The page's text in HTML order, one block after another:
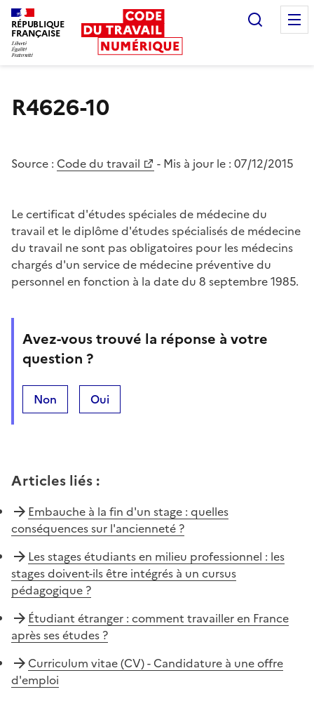
RÉPUBLIQUE
FRANÇAISE
R4626-10
Source : Code du travail - Mis à jour le : 07/12/2015
Le certificat d'études spéciales de médecine du
travail et le diplôme d'études spécialisés de médecine
du travail ne sont pas obligatoires pour les médecins
chargés d'un service de médecine préventive du
personnel en fonction à la date du 8 septembre 1985.
Avez-vous trouvé la réponse à votre
question ?
Non Oui
Articles liés :
Embauche à la fin d'un stage : quelles
conséquences sur l'ancienneté ?
Les stages étudiants en milieu professionnel : les
stages doivent-ils être intégrés à un cursus
pédagogique ?
Étudiant étranger : comment travailler en France
après ses études ?
Curriculum vitae (CV) - Candidature à une offre
d'emploi